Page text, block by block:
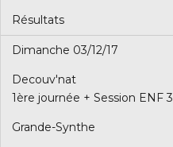
Résultats
Dimanche 03/12/17
Decouv'nat
1ère journée + Session ENF 3
Grande-Synthe